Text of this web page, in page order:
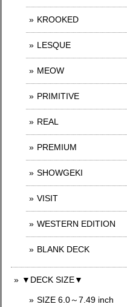
KROOKED
LESQUE
MEOW
PRIMITIVE
REAL
PREMIUM
SHOWGEKI
VISIT
WESTERN EDITION
BLANK DECK
▼DECK SIZE▼
SIZE 6.0～7.49 inch